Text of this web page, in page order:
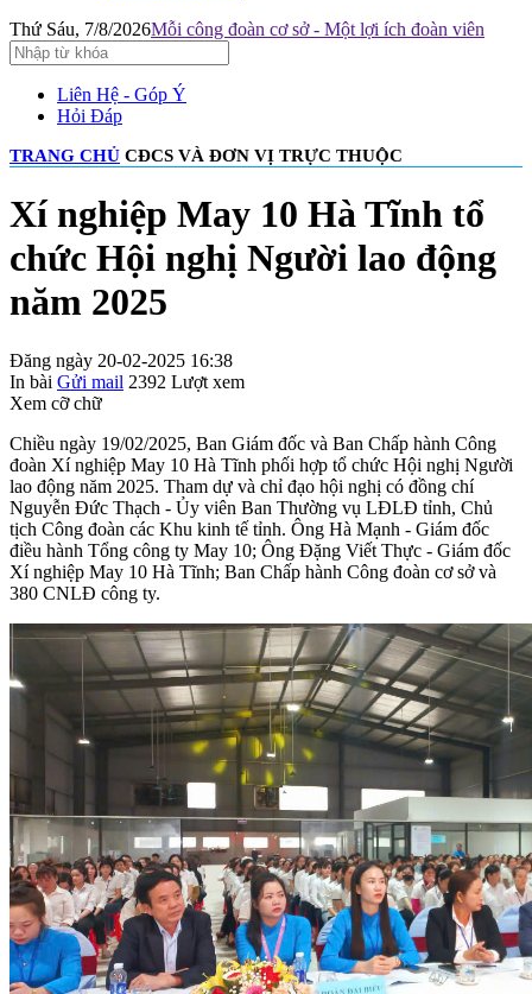
Thứ Sáu, 7/8/2026Mỗi công đoàn cơ sở - Một lợi ích đoàn viên
Liên Hệ - Góp Ý
Hỏi Đáp
TRANG CHỦ CĐCS VÀ ĐƠN VỊ TRỰC THUỘC
Xí nghiệp May 10 Hà Tĩnh tổ
chức Hội nghị Người lao động
năm 2025
Đăng ngày 20-02-2025 16:38
In bài Gửi mail 2392 Lượt xem
Xem cỡ chữ
Chiều ngày 19/02/2025, Ban Giám đốc và Ban Chấp hành Công
đoàn Xí nghiệp May 10 Hà Tĩnh phối hợp tổ chức Hội nghị Người
lao động năm 2025. Tham dự và chỉ đạo hội nghị có đồng chí
Nguyễn Đức Thạch - Ủy viên Ban Thường vụ LĐLĐ tỉnh, Chủ
tịch Công đoàn các Khu kinh tế tỉnh. Ông Hà Mạnh - Giám đốc
điều hành Tổng công ty May 10; Ông Đặng Viết Thực - Giám đốc
Xí nghiệp May 10 Hà Tĩnh; Ban Chấp hành Công đoàn cơ sở và
380 CNLĐ công ty.